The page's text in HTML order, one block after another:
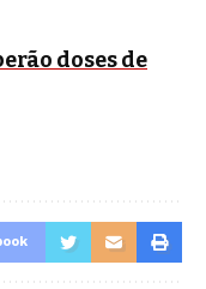
doses de